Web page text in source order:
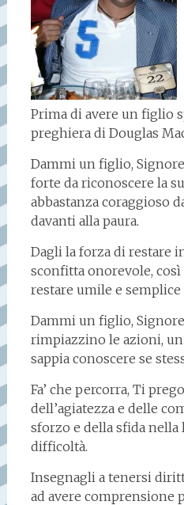
Prima di avere un figlio
preghiera di Douglas
Dammi un figlio,
forte da riconoscere la
abbastanza coraggioso
davanti alla paura.
Dagli la forza di restare
sconfitta onorevole,
restare umile e
Dammi un figlio,
rimpiazzino le azioni,
sappia conoscere se
Fa’ che percorra, Ti
dell’agiatezza e delle
sforzo e della sfida nella
difficoltà.
Insegnagli a tenersi
ad avere comprensione